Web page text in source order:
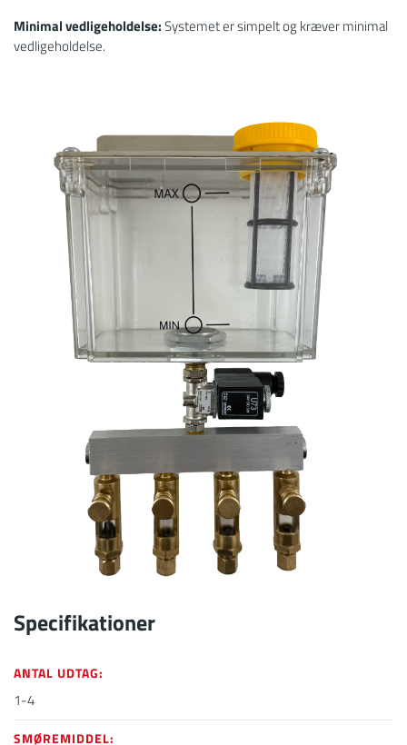
Minimal vedligeholdelse:Systemet er simpelt og kræver minimal
vedligeholdelse.
Specifikationer
ANTAL UDTAG:
1-4
SMØREMIDDEL:​